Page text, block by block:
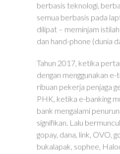
berbasis teknologi,
semua berbasis pada
dilipat – meminjam
dan hand-phone (dunia
Tahun 2017, ketika
dengan menggunakan
ribuan pekerja penjaga
PHK, ketika e-banking
bank mengalami
signifikan. Lalu
gopay, dana, link, OVO,
bukalapak, sophee,